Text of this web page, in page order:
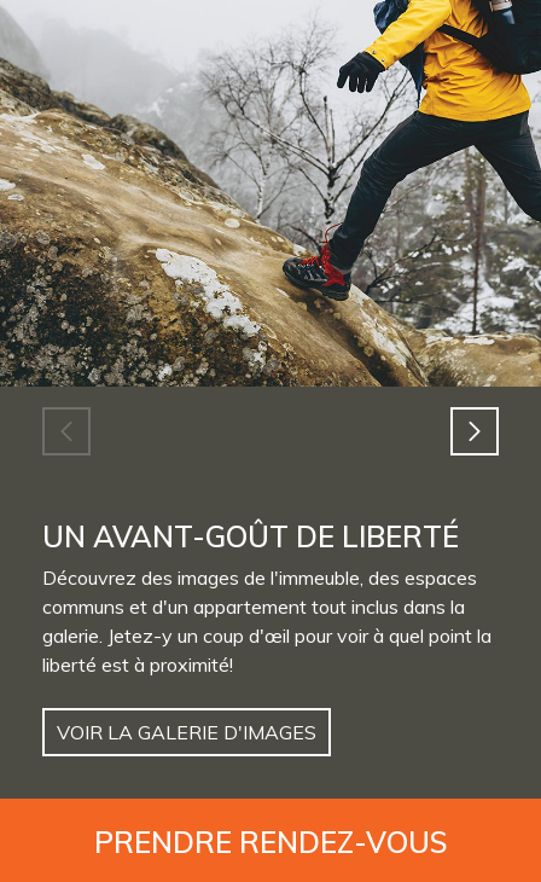
UN AVANT-GOÛT DE LIBERTÉ
Découvrez des images de l'immeuble, des espaces
communs et d'un appartement tout inclus dans la
galerie. Jetez-y un coup d'œil pour voir à quel point la
liberté est à proximité!
VOIR LA GALERIE D'IMAGES
PRENDRE RENDEZ-VOUS